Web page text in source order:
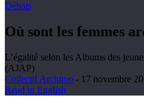
Débats
Où sont les femmes
L’égalité selon les Albums des
(AJAP)
Collectif Architoo - 17 novembre
Read in English